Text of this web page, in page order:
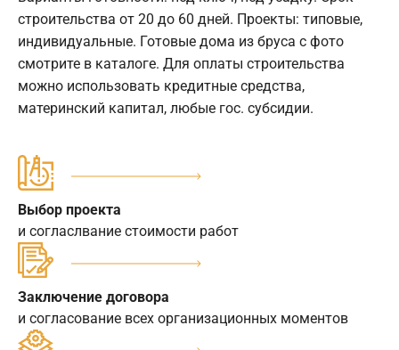
строительства от 20 до 60 дней. Проекты: типовые,
индивидуальные. Готовые дома из бруса с фото
смотрите в каталоге. Для оплаты строительства
можно использовать кредитные средства,
материнский капитал, любые гос. субсидии.
Выбор проекта
и согласлвание стоимости работ
Заключение договора
и согласование всех организационных моментов